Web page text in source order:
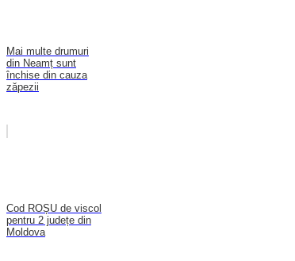
Mai multe drumuri
din Neamț sunt
închise din cauza
zăpezii
Cod ROȘU de viscol
pentru 2 județe din
Moldova